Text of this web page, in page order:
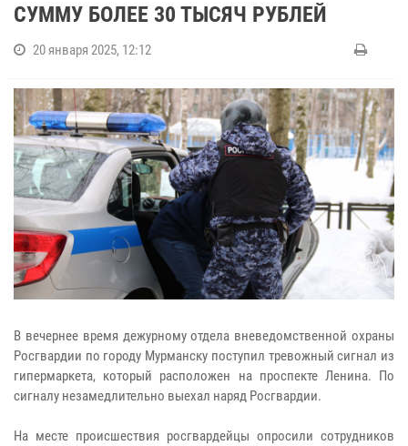
СУММУ БОЛЕЕ 30 ТЫСЯЧ РУБЛЕЙ
20 января 2025, 12:12
В вечернее время дежурному отдела вневедомственной охраны
Росгвардии по городу Мурманску поступил тревожный сигнал из
гипермаркета, который расположен на проспекте Ленина. По
сигналу незамедлительно выехал наряд Росгвардии.
На месте происшествия росгвардейцы опросили сотрудников